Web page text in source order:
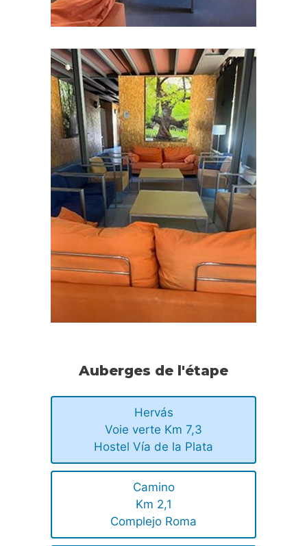
Auberges de l'étape
Hervás
Voie verte Km 7,3
Hostel Vía de la Plata
Camino
Km 2,1
Complejo Roma